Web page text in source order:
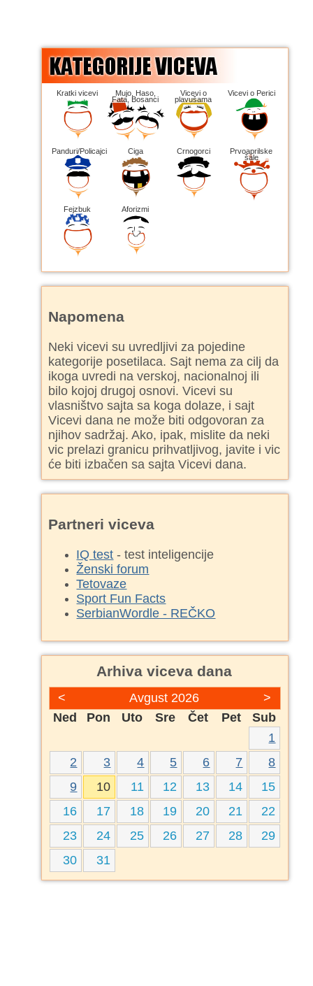
Kratki vicevi Mujo, Haso,
Fata, Bosanci
Vicevi o
plavušama
Vicevi o Perici
Panduri/Policajci Ciga Crnogorci Prvoaprilske
šale
Fejzbuk Aforizmi
Napomena
Neki vicevi su uvredljivi za pojedine
kategorije posetilaca. Sajt nema za cilj da
ikoga uvredi na verskoj, nacionalnoj ili
bilo kojoj drugoj osnovi. Vicevi su
vlasništvo sajta sa koga dolaze, i sajt
Vicevi dana ne može biti odgovoran za
njihov sadržaj. Ako, ipak, mislite da neki
vic prelazi granicu prihvatljivog, javite i vic
će biti izbačen sa sajta Vicevi dana.
Partneri viceva
IQ test - test inteligencije
Ženski forum
Tetovaze
Sport Fun Facts
SerbianWordle - REČKO
Arhiva viceva dana
< >
Avgust 2026
Ned
Pon Uto Sre Čet Pet
Sub
1
2
3 4 5 6 7
8
9
10 11 12 13 14
15
16
17 18 19 20 21
22
23
24 25 26 27 28
29
30
31